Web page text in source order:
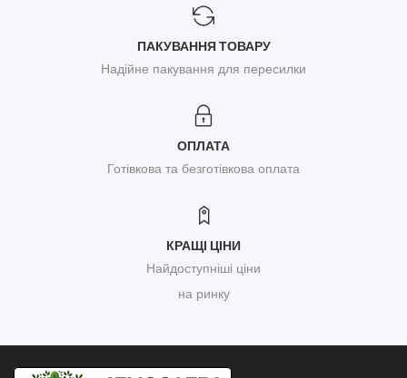
ПАКУВАННЯ ТОВАРУ
Надійне пакування для пересилки
ОПЛАТА
Готівкова та безготівкова оплата
КРАЩІ ЦІНИ
Найдоступніші ціни
на ринку